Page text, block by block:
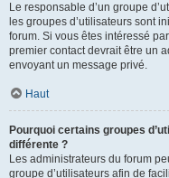
Le responsable d’un groupe
les groupes d’utilisateurs sont
forum. Si vous êtes intéressé
premier contact devrait être un
envoyant un message privé.
Haut
Pourquoi certains groupes
différente ?
Les administrateurs du forum
groupe d’utilisateurs afin de